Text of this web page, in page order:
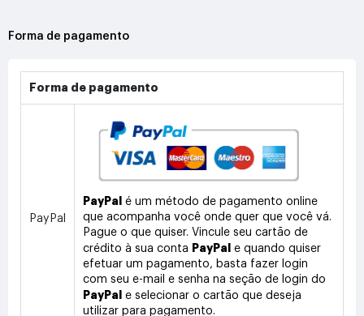
Forma de pagamento
Forma de pagamento
PayPal
PayPal
é um método de pagamento online
que acompanha você onde quer que você vá.
Pague o que quiser. Vincule seu cartão de
crédito à sua conta PayPal
e quando quiser
efetuar um pagamento, basta fazer login
com seu e-mail e senha na seção de login do
PayPal
e selecionar o cartão que deseja
utilizar para pagamento.